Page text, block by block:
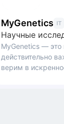
MyGenetics IT
Научные
MyGenetics —
действительно
верим в